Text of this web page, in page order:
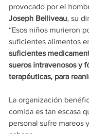
provocado por el
Joseph Belliveau, su
“Esos niños murieron
suficientes alimentos
suficientes
sueros intravenosos y
terapéuticas, para
La organización
comida es tan escasa
personal sufre mareos